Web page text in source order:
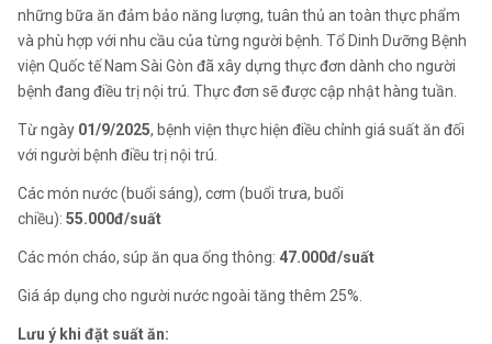
những bữa ăn đảm bảo năng lượng, tuân thủ an toàn thực phẩm
và phù hợp với nhu cầu của từng người bệnh. Tổ Dinh Dưỡng Bệnh
viện Quốc tế Nam Sài Gòn đã xây dựng thực đơn dành cho người
bệnh đang điều trị nội trú. Thực đơn sẽ được cập nhật hàng tuần.
Từ ngày 01/9/2025, bệnh viện thực hiện điều chỉnh giá suất ăn đối
với người bệnh điều trị nội trú.
Các món nước (buổi sáng), cơm (buổi trưa, buổi
chiều): 55.000đ/suất
Các món cháo, súp ăn qua ống thông: 47.000đ/suất
Giá áp dụng cho người nước ngoài tăng thêm 25%.
Lưu ý khi đặt suất ăn: